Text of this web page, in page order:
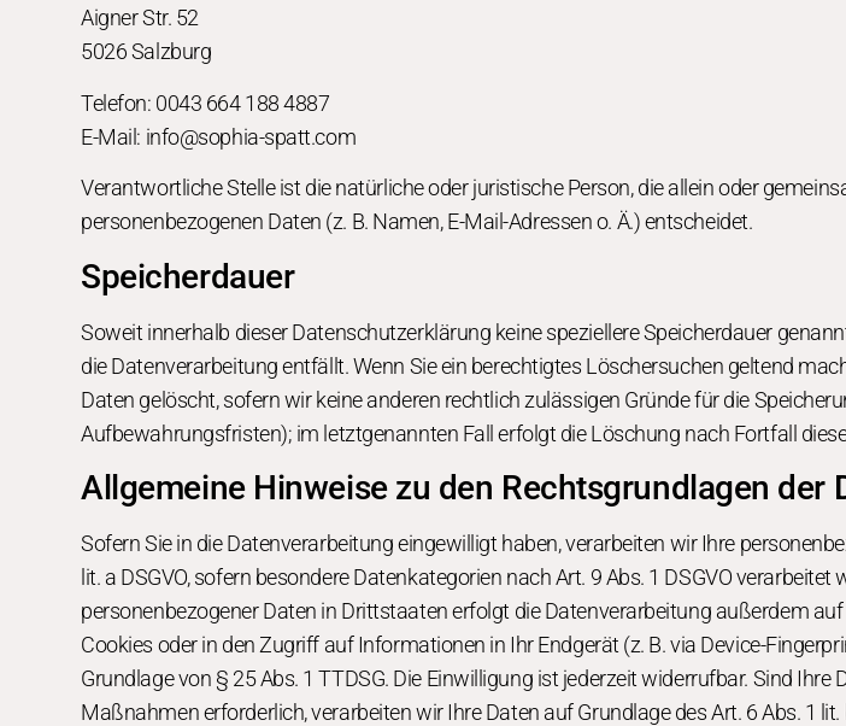
Aigner Str. 52
5026 Salzburg
Telefon: 0043 664 188 4887
E-Mail: info@sophia-spatt.com
Verantwortliche Stelle ist die natürliche oder juristische Person, die allein oder
personenbezogenen Daten (z. B. Namen, E-Mail-Adressen o. Ä.) entscheidet.
Speicherdauer
Soweit innerhalb dieser Datenschutzerklärung keine speziellere Speicherdauer
die Datenverarbeitung entfällt. Wenn Sie ein berechtigtes Löschersuchen geltend
Daten gelöscht, sofern wir keine anderen rechtlich zulässigen Gründe für die
Aufbewahrungsfristen); im letztgenannten Fall erfolgt die Löschung nach Fortfall
Allgemeine Hinweise zu den Rechtsgrundlagen der
Sofern Sie in die Datenverarbeitung eingewilligt haben, verarbeiten wir Ihre
lit. a DSGVO, sofern besondere Datenkategorien nach Art. 9 Abs. 1 DSGVO
personenbezogener Daten in Drittstaaten erfolgt die Datenverarbeitung außerdem
Cookies oder in den Zugriff auf Informationen in Ihr Endgerät (z. B. via Device-
Grundlage von § 25 Abs. 1 TTDSG. Die Einwilligung ist jederzeit widerrufbar. Sind
Maßnahmen erforderlich, verarbeiten wir Ihre Daten auf Grundlage des Art. 6 Abs. 1